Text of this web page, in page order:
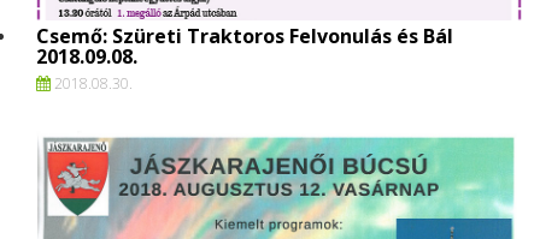
Csemő: Szüreti Traktoros Felvonulás és Bál
2018.09.08.
2018.08.30.